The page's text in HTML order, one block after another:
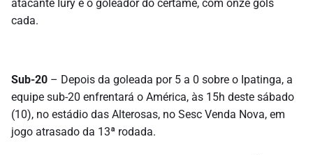
atacante Iury é o goleador do certame, com onze gols
cada.
Sub-20 – Depois da goleada por 5 a 0 sobre o Ipatinga, a
equipe sub-20 enfrentará o América, às 15h deste sábado
(10), no estádio das Alterosas, no Sesc Venda Nova, em
jogo atrasado da 13ª rodada.